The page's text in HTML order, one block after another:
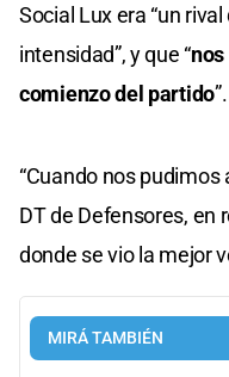
seconds
Social Lux era “un
intensidad”, y que “
comienzo del partido”.
“Cuando nos pudimos
DT de Defensores, en
donde se vio la mejor
MIRÁ TAMBIÉN